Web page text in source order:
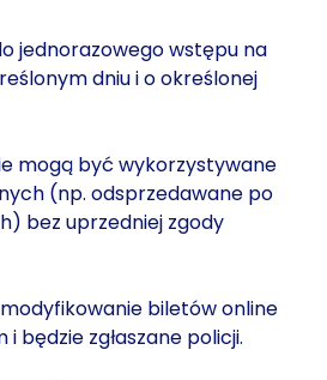
jednorazowego wstępu na
dniu i o określonej
mogą być wykorzystywane
(np. odsprzedawane po
bez uprzedniej zgody
biletów online
będzie zgłaszane policji.